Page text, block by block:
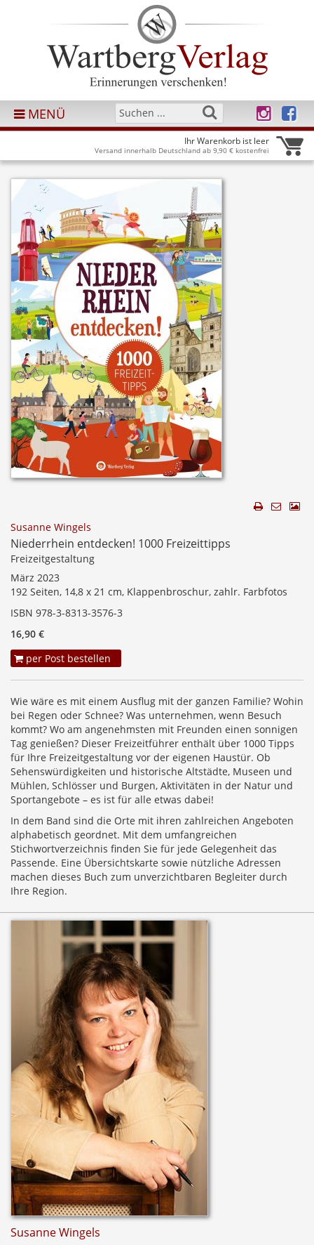
MENÜ
Ihr Warenkorb ist leer
Versand innerhalb Deutschland ab 9,90 € kostenfrei
Susanne Wingels
Niederrhein entdecken! 1000 Freizeittipps
Freizeitgestaltung
März 2023
192 Seiten, 14,8 x 21 cm, Klappenbroschur, zahlr. Farbfotos
ISBN 978-3-8313-3576-3
16,90 €
per Post bestellen
Wie wäre es mit einem Ausflug mit der ganzen Familie? Wohin
bei Regen oder Schnee? Was unternehmen, wenn Besuch
kommt? Wo am angenehmsten mit Freunden einen sonnigen
Tag genießen? Dieser Freizeitführer enthält über 1000 Tipps
für Ihre Freizeitgestaltung vor der eigenen Haustür. Ob
Sehenswürdigkeiten und historische Altstädte, Museen und
Mühlen, Schlösser und Burgen, Aktivitäten in der Natur und
Sportangebote – es ist für alle etwas dabei!
In dem Band sind die Orte mit ihren zahlreichen Angeboten
alphabetisch geordnet. Mit dem umfangreichen
Stichwortverzeichnis finden Sie für jede Gelegenheit das
Passende. Eine Übersichtskarte sowie nützliche Adressen
machen dieses Buch zum unverzichtbaren Begleiter durch
Ihre Region.
Susanne Wingels